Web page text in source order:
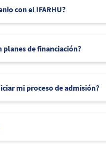
con el IFARHU?
planes de financiación?
mi proceso de admisión?